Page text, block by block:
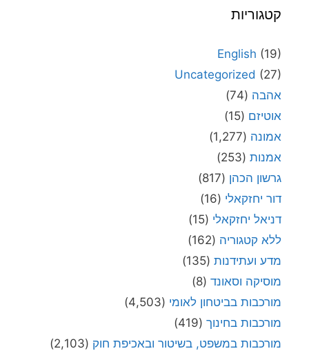
קטגוריות
English (19)
Uncategorized (27)
אהבה (74)
אוטיזם (15)
אמונה (1,277)
אמנות (253)
גרשון הכהן (817)
דור יחזקאלי (16)
דניאל יחזקאלי (15)
ללא קטגוריה (162)
מדע ועתידנות (135)
מוסיקה וסאונד (8)
מורכבות בביטחון לאומי (4,503)
מורכבות בחינוך (419)
מורכבות במשפט, בשיטור ובאכיפת חוק (2,103)